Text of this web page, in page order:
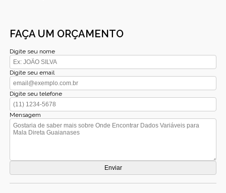
FAÇA UM ORÇAMENTO
Digite seu nome
Digite seu email
Digite seu telefone
Mensagem